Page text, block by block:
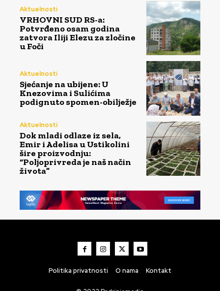
Aktuelnosti
VRHOVNI SUD RS-a:
Potvrđeno osam godina
zatvora Iliji Elezu za zločine
u Foči
Aktuelnosti
Sjećanje na ubijene: U
Knezovima i Sulićima
podignuto spomen-obilježje
Aktuelnosti
Dok mladi odlaze iz sela,
Emir i Adelisa u Ustikolini
šire proizvodnju:
“Poljoprivreda je naš način
života”
Politika privatnosti O nama Kontakt